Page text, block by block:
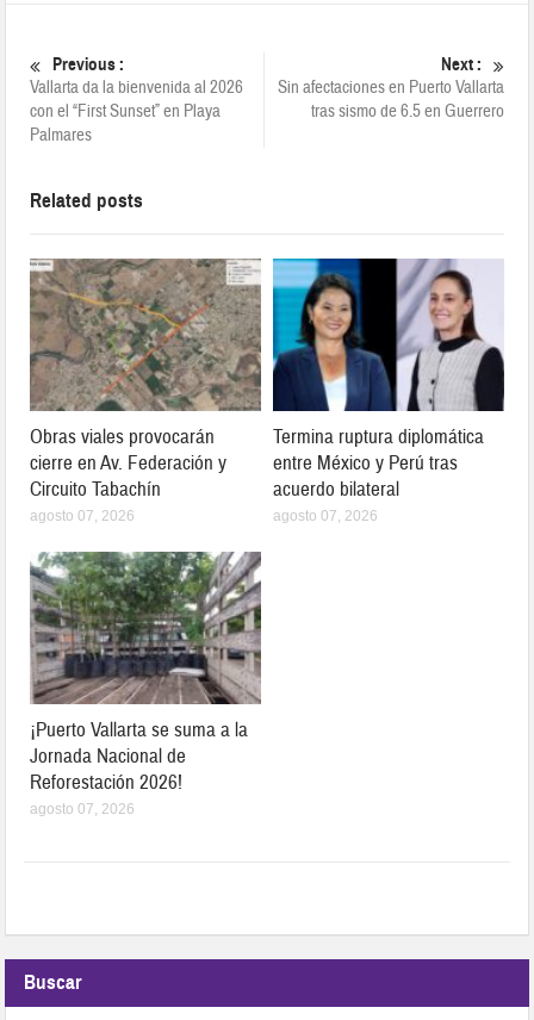
Previous :
Vallarta da la bienvenida al 2026
con el “First Sunset” en Playa
Palmares
Next :
Sin afectaciones en Puerto Vallarta
tras sismo de 6.5 en Guerrero
Related posts
Obras viales provocarán
cierre en Av. Federación y
Circuito Tabachín
agosto 07, 2026
Termina ruptura diplomática
entre México y Perú tras
acuerdo bilateral
agosto 07, 2026
¡Puerto Vallarta se suma a la
Jornada Nacional de
Reforestación 2026!
agosto 07, 2026
Buscar